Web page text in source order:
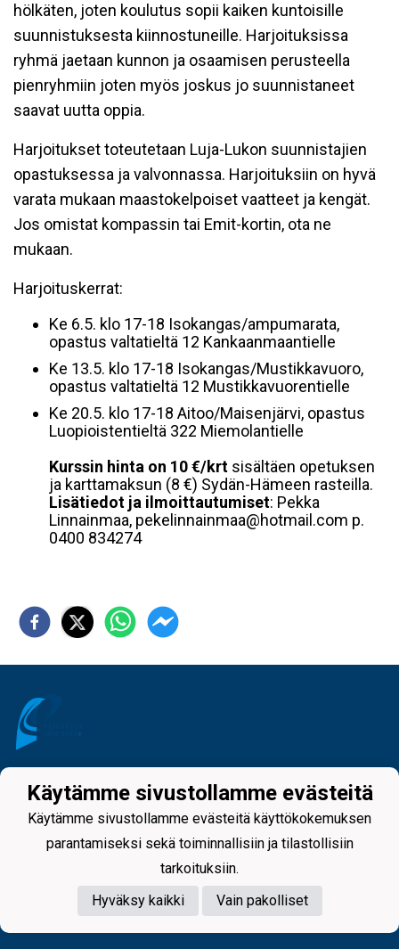
hölkäten, joten koulutus sopii kaiken kuntoisille
suunnistuksesta kiinnostuneille. Harjoituksissa
ryhmä jaetaan kunnon ja osaamisen perusteella
pienryhmiin joten myös joskus jo suunnistaneet
saavat uutta oppia.
Harjoitukset toteutetaan Luja-Lukon suunnistajien
opastuksessa ja valvonnassa. Harjoituksiin on hyvä
varata mukaan maastokelpoiset vaatteet ja kengät.
Jos omistat kompassin tai Emit-kortin, ota ne
mukaan.
Harjoituskerrat:
Ke 6.5. klo 17-18 Isokangas/ampumarata,
opastus valtatieltä 12 Kankaanmaantielle
Ke 13.5. klo 17-18 Isokangas/Mustikkavuoro,
opastus valtatieltä 12 Mustikkavuorentielle
Ke 20.5. klo 17-18 Aitoo/Maisenjärvi, opastus
Luopioistentieltä 322 Miemolantielle
Kurssin hinta on 10 €/krt sisältäen opetuksen
ja karttamaksun (8 €) Sydän-Hämeen rasteilla.
Lisätiedot ja ilmoittautumiset: Pekka
Linnainmaa, pekelinnainmaa@hotmail.com p.
0400 834274
Tietosuojaseloste
Powered by
Käytämme sivustollamme evästeitä
Käytämme sivustollamme evästeitä käyttökokemuksen
parantamiseksi sekä toiminnallisiin ja tilastollisiin
tarkoituksiin.
Hyväksy kaikki
Vain pakolliset